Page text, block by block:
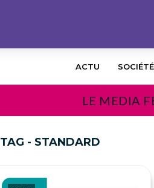
ACTU SOCIÉTÉ
LE MEDIA
TAG - STANDARD